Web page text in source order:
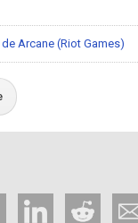
Arcane (Riot Games)